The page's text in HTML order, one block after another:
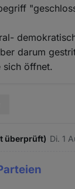
darum
sich öffnet.
überprüft) Di. 1